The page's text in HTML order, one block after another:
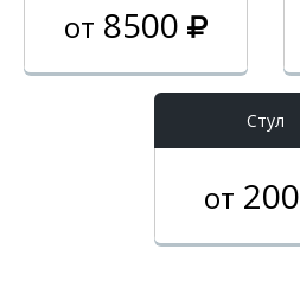
от 8500
Стул
от 200